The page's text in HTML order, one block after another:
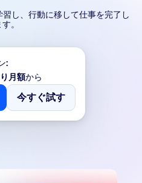
し、行動に移して仕事を完了し
。
:
月額から
入
今すぐ試す
今すぐ試す